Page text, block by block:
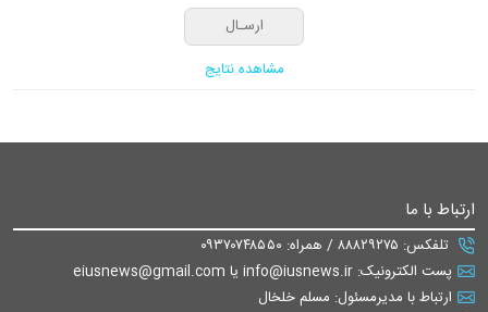
مشاهده نتایج
ارتباط با ما
تلفکس: ۸۸۸۲۹۲۷۵ / همراه: ۰۹۳۷۰۷۴۸۵۵۰
پست الکترونیک: info@iusnews.ir یا eiusnews@gmail.com
ارتباط با مدیرمسئول: مسلم خلخال